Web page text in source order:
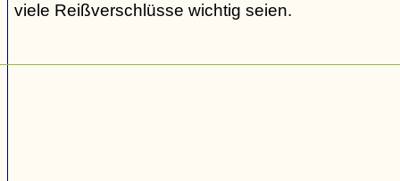
viele Reißverschlüsse wichtig seien.